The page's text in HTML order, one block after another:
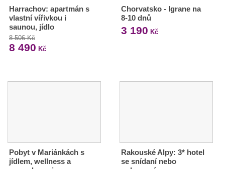
Harrachov: apartmán s
vlastní vířivkou i
saunou, jídlo
8 506 Kč
8 490 Kč
Chorvatsko - Igrane na
8-10 dnů
3 190 Kč
Pobyt v Mariánkách s
jídlem, wellness a
Rakouské Alpy: 3* hotel
se snídaní nebo